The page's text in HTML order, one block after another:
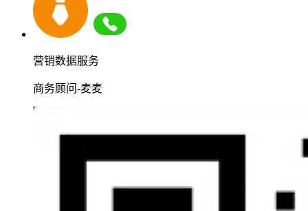
营销数据服务
商务顾问-麦麦